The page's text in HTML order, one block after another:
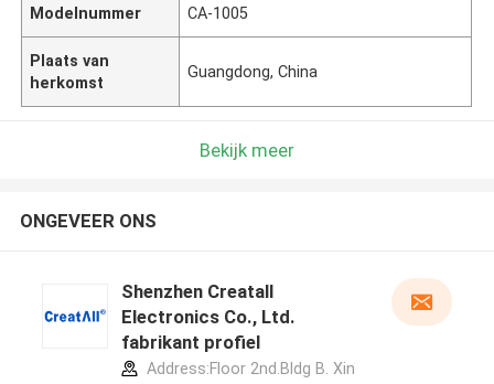
Modelnummer CA-1005
Plaats van
herkomst
Guangdong, China
Bekijk meer
ONGEVEER ONS
Shenzhen Creatall
Electronics Co., Ltd.
fabrikant profiel
Address:Floor 2nd.Bldg B. Xin